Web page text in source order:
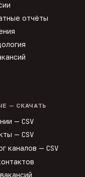
отчёты
— СКАЧАТЬ
— CSV
— CSV
каналов — CSV